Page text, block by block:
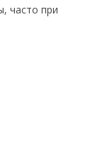
часто при